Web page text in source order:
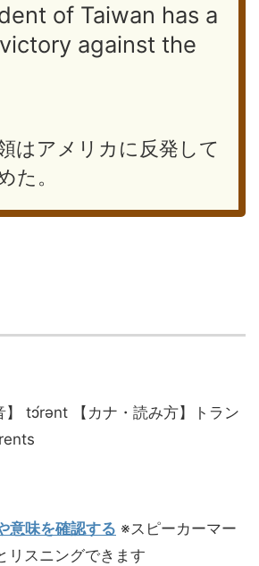
of Taiwan has a
against the
はアメリカに反発して
た。
】 tɔ́rənt 【カナ・読み方】トラン
意味を確認する ※スピーカーマー
リスニングできます